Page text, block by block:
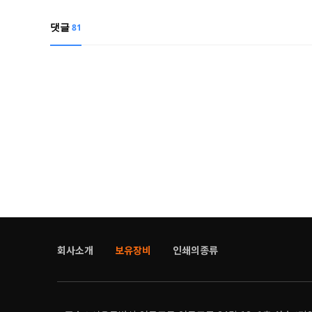
댓글81
회사소개 보유장비 인쇄의종류